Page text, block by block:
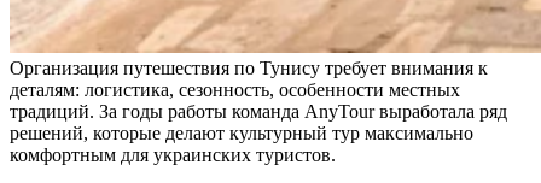
Организация путешествия по Тунису требует внимания к
деталям: логистика, сезонность, особенности местных
традиций. За годы работы команда AnyTour выработала ряд
решений, которые делают культурный тур максимально
комфортным для украинских туристов.